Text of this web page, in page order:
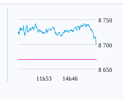
11h53 14h46
8 650
8 700
8 750